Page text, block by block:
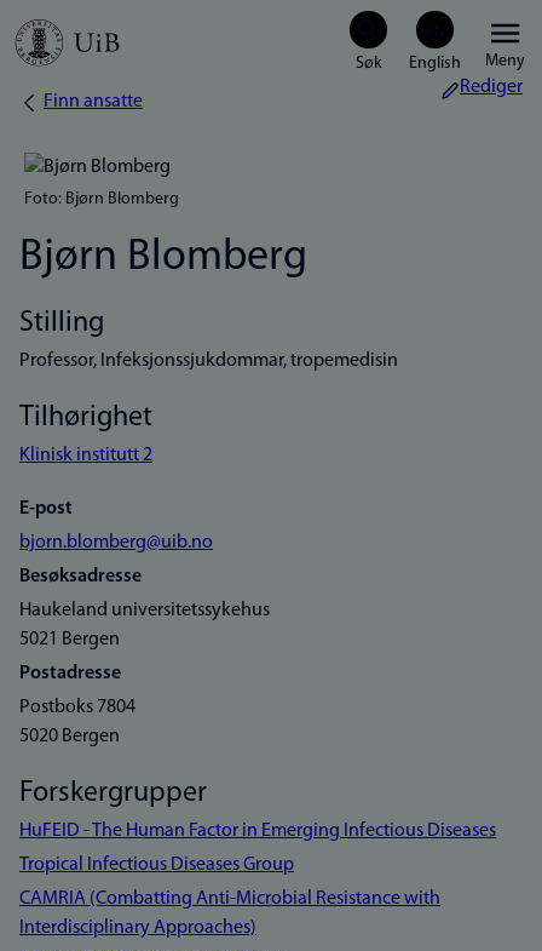
Hopp
Meny
Navigasjonssti
Finn ansatte
Rediger
Foto: Bjørn Blomberg
Bjørn Blomberg
Stilling
Professor, Infeksjonssjukdommar, tropemedisin
Tilhørighet
Klinisk institutt 2
E-post
bjorn.blomberg@uib.no
Besøksadresse
Haukeland universitetssykehus
5021 Bergen
Postadresse
Postboks 7804
5020 Bergen
Forskergrupper
HuFEID - The Human Factor in Emerging Infectious Diseases
Tropical Infectious Diseases Group
CAMRIA (Combatting Anti-Microbial Resistance with
Interdisciplinary Approaches)